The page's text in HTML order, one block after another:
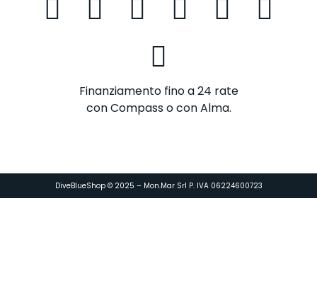
Finanziamento fino a 24 rate
con Compass o con Alma.
DiveBlueShop © 2025 – Mon.Mar Srl P. IVA 06224600723